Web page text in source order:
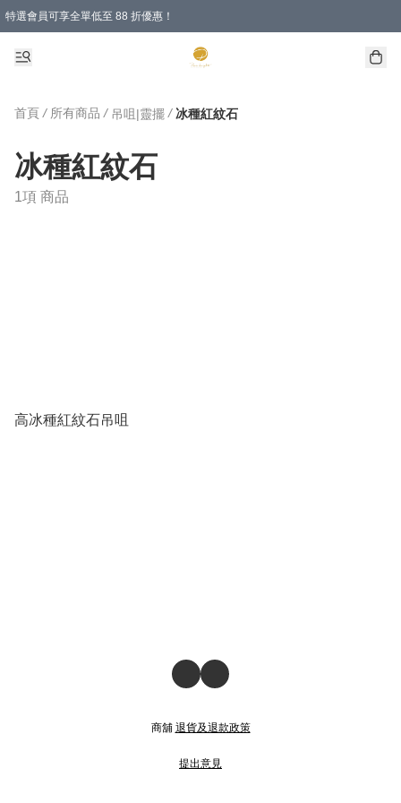
特選會員可享全單低至 88 折優惠！
首頁 / 所有商品 / 吊咀|靈擺 / 冰種紅紋石
冰種紅紋石
1項 商品
高冰種紅紋石吊咀
商舖 退貨及退款政策
提出意見